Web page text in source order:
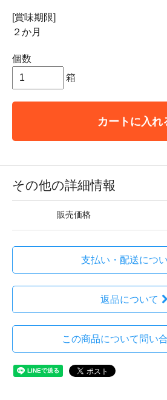
[賞味期限]
２か月
個数
箱
カートに入れ
その他の詳細情報
販売価格
支払い・配送につ
返品について
この商品について問い